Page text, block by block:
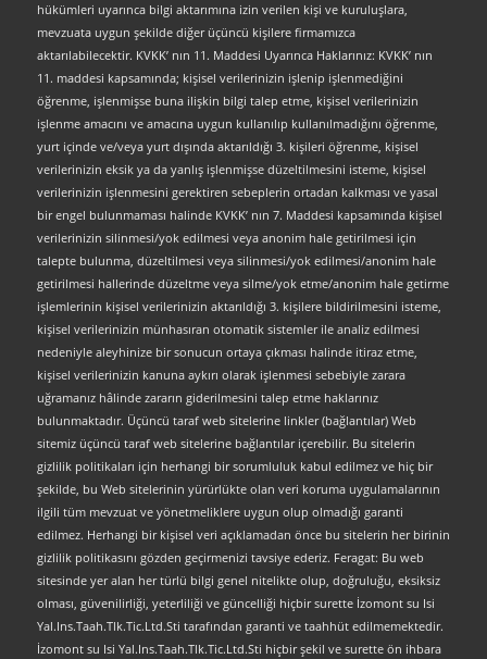
hükümleri uyarınca bilgi aktarımına izin verilen kişi ve kuruluşlara,
mevzuata uygun şekilde diğer üçüncü kişilere firmamızca
aktarılabilecektir. KVKK’ nın 11. Maddesi Uyarınca Haklarınız: KVKK’ nın
11. maddesi kapsamında; kişisel verilerinizin işlenip işlenmediğini
öğrenme, işlenmişse buna ilişkin bilgi talep etme, kişisel verilerinizin
işlenme amacını ve amacına uygun kullanılıp kullanılmadığını öğrenme,
yurt içinde ve/veya yurt dışında aktarıldığı 3. kişileri öğrenme, kişisel
verilerinizin eksik ya da yanlış işlenmişse düzeltilmesini isteme, kişisel
verilerinizin işlenmesini gerektiren sebeplerin ortadan kalkması ve yasal
bir engel bulunmaması halinde KVKK’ nın 7. Maddesi kapsamında kişisel
verilerinizin silinmesi/yok edilmesi veya anonim hale getirilmesi için
talepte bulunma, düzeltilmesi veya silinmesi/yok edilmesi/anonim hale
getirilmesi hallerinde düzeltme veya silme/yok etme/anonim hale getirme
işlemlerinin kişisel verilerinizin aktarıldığı 3. kişilere bildirilmesini isteme,
kişisel verilerinizin münhasıran otomatik sistemler ile analiz edilmesi
nedeniyle aleyhinize bir sonucun ortaya çıkması halinde itiraz etme,
kişisel verilerinizin kanuna aykırı olarak işlenmesi sebebiyle zarara
uğramanız hâlinde zararın giderilmesini talep etme haklarınız
bulunmaktadır. Üçüncü taraf web sitelerine linkler (bağlantılar) Web
sitemiz üçüncü taraf web sitelerine bağlantılar içerebilir. Bu sitelerin
gizlilik politikaları için herhangi bir sorumluluk kabul edilmez ve hiç bir
şekilde, bu Web sitelerinin yürürlükte olan veri koruma uygulamalarının
ilgili tüm mevzuat ve yönetmeliklere uygun olup olmadığı garanti
edilmez. Herhangi bir kişisel veri açıklamadan önce bu sitelerin her birinin
gizlilik politikasını gözden geçirmenizi tavsiye ederiz. Feragat: Bu web
sitesinde yer alan her türlü bilgi genel nitelikte olup, doğruluğu, eksiksiz
olması, güvenilirliği, yeterliliği ve güncelliği hiçbir surette İzomont su Isi
Yal.Ins.Taah.Tlk.Tic.Ltd.Sti tarafından garanti ve taahhüt edilmemektedir.
İzomont su Isi Yal.Ins.Taah.Tlk.Tic.Ltd.Sti hiçbir şekil ve surette ön ihbara